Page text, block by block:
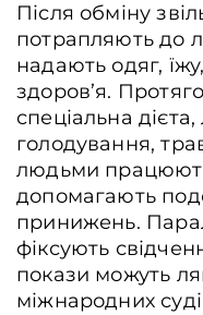
Після обміну
потрапляють до
надають одяг,
здоров’я.
спеціальна дієта,
голодування,
людьми працюють
допомагають
принижень.
фіксують
покази можуть
міжнародних